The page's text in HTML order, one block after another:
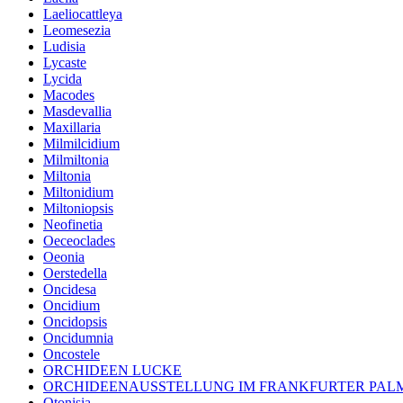
Laeliocattleya
Leomesezia
Ludisia
Lycaste
Lycida
Macodes
Masdevallia
Maxillaria
Milmilcidium
Milmiltonia
Miltonia
Miltonidium
Miltoniopsis
Neofinetia
Oeceoclades
Oeonia
Oerstedella
Oncidesa
Oncidium
Oncidopsis
Oncidumnia
Oncostele
ORCHIDEEN LUCKE
ORCHIDEENAUSSTELLUNG IM FRANKFURTER